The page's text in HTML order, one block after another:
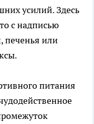
усилий. Здесь
с надписью
печенья или
питания